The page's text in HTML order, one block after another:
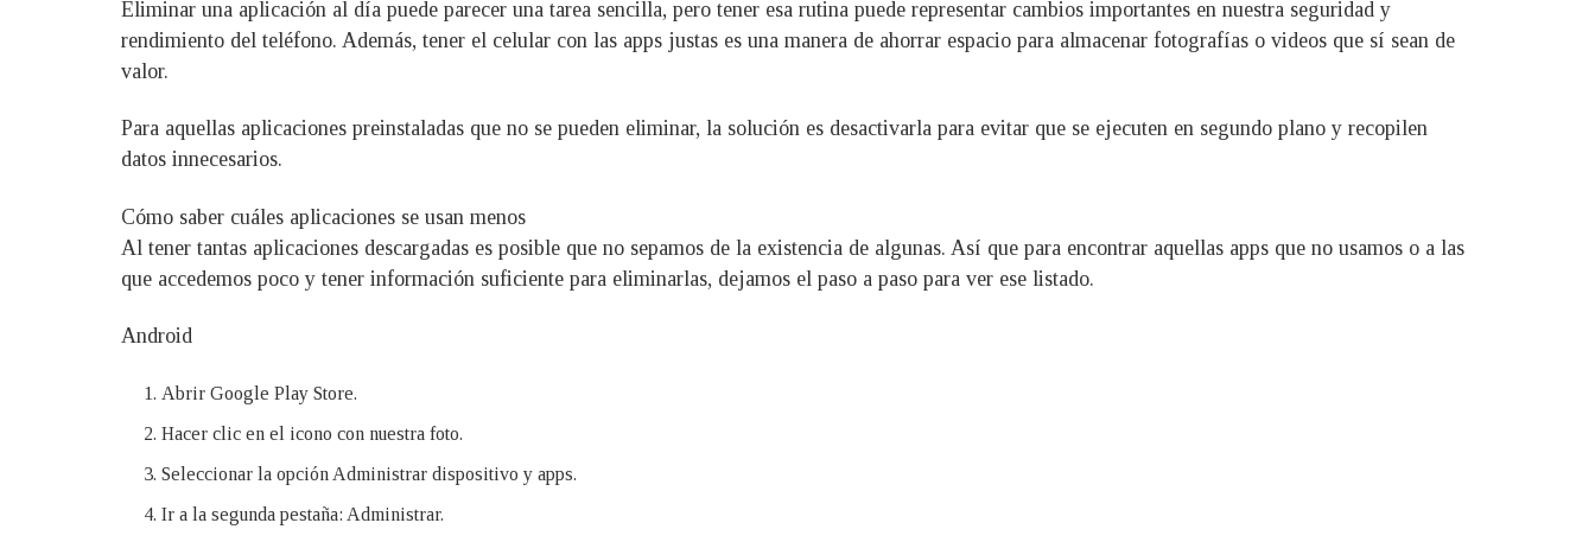
Eliminar una aplicación al día puede parecer una tarea sencilla, pero tener esa rutina puede representar cambios importantes en nuestra seguridad y
rendimiento del teléfono. Además, tener el celular con las apps justas es una manera de ahorrar espacio para almacenar fotografías o videos que sí sean de
valor.
Para aquellas aplicaciones preinstaladas que no se pueden eliminar, la solución es desactivarla para evitar que se ejecuten en segundo plano y recopilen
datos innecesarios.
Cómo saber cuáles aplicaciones se usan menos
Al tener tantas aplicaciones descargadas es posible que no sepamos de la existencia de algunas. Así que para encontrar aquellas apps que no usamos o a las
que accedemos poco y tener información suficiente para eliminarlas, dejamos el paso a paso para ver ese listado.
Android
Abrir Google Play Store.
Hacer clic en el icono con nuestra foto.
Seleccionar la opción Administrar dispositivo y apps.
Ir a la segunda pestaña: Administrar.